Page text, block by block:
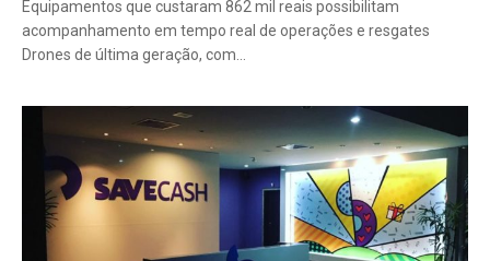
Equipamentos que custaram 862 mil reais possibilitam
acompanhamento em tempo real de operações e resgates
Drones de última geração, com…